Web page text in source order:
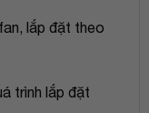
lắp đặt theo
trình lắp đặt